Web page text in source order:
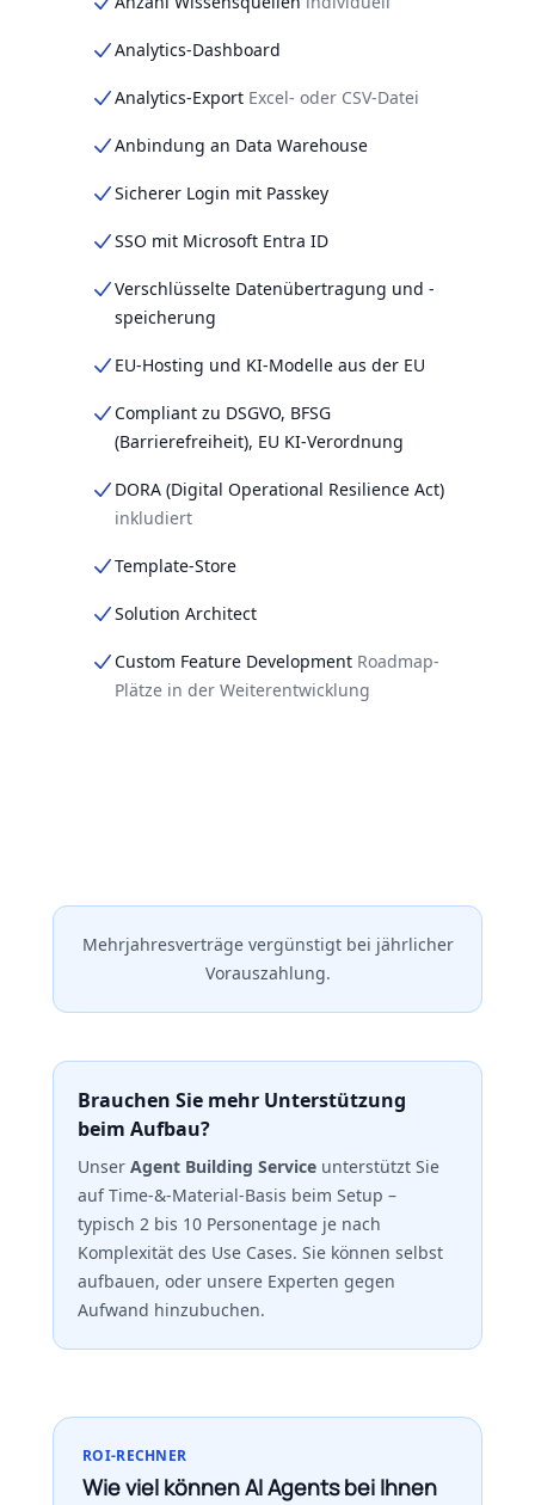
Analytics-Dashboard
Analytics-Export Excel- oder CSV-Datei
Anbindung an Data Warehouse
Sicherer Login mit Passkey
SSO mit Microsoft Entra ID
Verschlüsselte Datenübertragung und -
speicherung
EU-Hosting und KI-Modelle aus der EU
Compliant zu DSGVO, BFSG
(Barrierefreiheit), EU KI-Verordnung
DORA (Digital Operational Resilience Act)
inkludiert
Template-Store
Solution Architect
Custom Feature Development Roadmap-
Plätze in der Weiterentwicklung
Mehrjahresverträge vergünstigt bei jährlicher
Vorauszahlung.
Brauchen Sie mehr Unterstützung
beim Aufbau?
Unser Agent Building Service unterstützt Sie
auf Time-&-Material-Basis beim Setup –
typisch 2 bis 10 Personentage je nach
Komplexität des Use Cases. Sie können selbst
aufbauen, oder unsere Experten gegen
Aufwand hinzubuchen.
ROI-RECHNER
Wie viel können AI Agents bei Ihnen